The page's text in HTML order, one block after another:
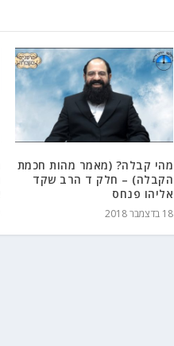
מהי קבלה? (מאמר מהות חכמת
הקבלה) – חלק ד הרב שקד
אליהו פנחס
18 בדצמבר 2018